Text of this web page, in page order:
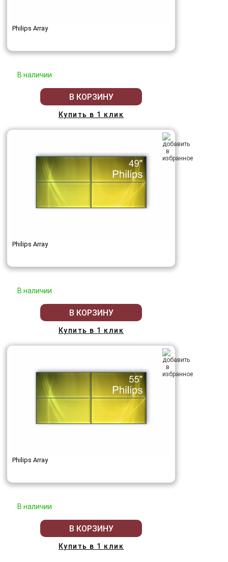
Philips Array
В наличии
В КОРЗИНУ
Купить в 1 клик
Philips Array
В наличии
В КОРЗИНУ
Купить в 1 клик
Philips Array
В наличии
В КОРЗИНУ
Купить в 1 клик